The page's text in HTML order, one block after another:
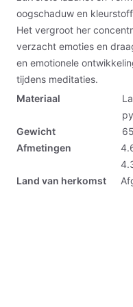
oogschaduw en
Het vergroot her
verzacht emoties en
en emotionele
tijdens meditaties.
Materiaal
Gewicht
65
Afmetingen
Land van herkomst